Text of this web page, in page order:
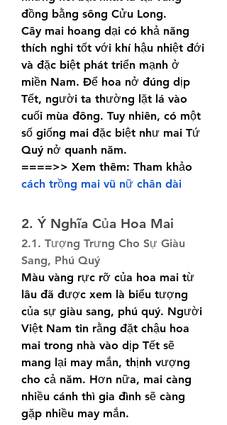
đồng bằng sông Cửu Long.
Cây mai hoang dại có khả năng
thích nghi tốt với khí hậu nhiệt đới
và đặc biệt phát triển mạnh ở
miền Nam. Để hoa nở đúng dịp
Tết, người ta thường lặt lá vào
cuối mùa đông. Tuy nhiên, có một
số giống mai đặc biệt như mai Tứ
Quý nở quanh năm.
cách trồng mai vũ nữ chân dài
2. Ý Nghĩa Của Hoa Mai
2.1. Tượng Trưng Cho Sự Giàu
Sang, Phú Quý
Màu vàng rực rỡ của hoa mai từ
lâu đã được xem là biểu tượng
của sự giàu sang, phú quý. Người
Việt Nam tin rằng đặt chậu hoa
mai trong nhà vào dịp Tết sẽ
mang lại may mắn, thịnh vượng
cho cả năm. Hơn nữa, mai càng
nhiều cánh thì gia đình sẽ càng
gặp nhiều may mắn.